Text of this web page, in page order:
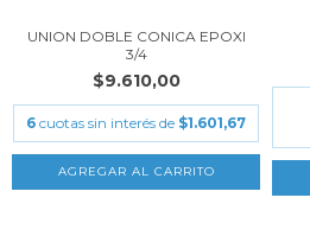
UNION DOBLE CONICA EPOXI
3/4
$9.610,00
6 cuotas sin interés de $1.601,67